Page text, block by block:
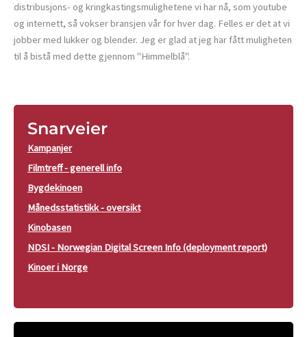
distribusjons- og kringkastingsmulighetene vi har nå, som youtube
og internett, så vokser bransjen vår for hver dag. Felles er det at vi
jobber med lukker og blender. Jeg er glad at jeg har fått muligheten
til å bistå med dette gjennom "Himmelblå".
Snarveier
Kampanjer
Filmtreff - generell info
Bygdekinoen
Månedsstatistikk - oversikt
Kinobasen
NDSI - Norwegian Digital Screen Info (deployment report)
Kinoer i Norge